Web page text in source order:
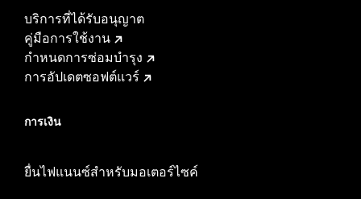
บริการที่ได้รับอนุญาต
คู่มือการใช้งาน
กำหนดการซ่อมบำรุง
การอัปเดตซอฟต์แวร์
การเงิน
ยื่นไฟแนนซ์สำหรับมอเตอร์ไซค์